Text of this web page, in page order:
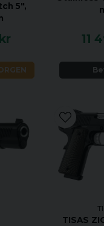
5",
11
TISAS
Forged
fiberoptik fram
sido- och bakpanel
g